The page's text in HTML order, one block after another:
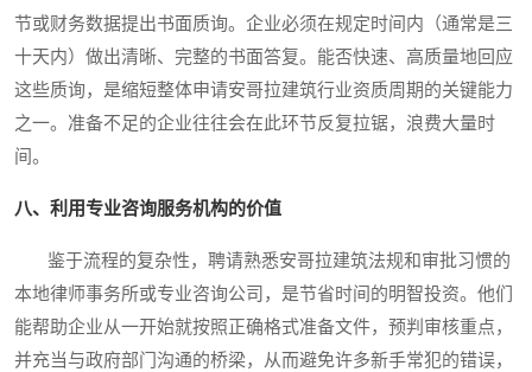
节或财务数据提出书面质询。企业必须在规定时间内（通常是三
十天内）做出清晰、完整的书面答复。能否快速、高质量地回应
这些质询，是缩短整体申请安哥拉建筑行业资质周期的关键能力
之一。准备不足的企业往往会在此环节反复拉锯，浪费大量时
间。
八、利用专业咨询服务机构的价值
鉴于流程的复杂性，聘请熟悉安哥拉建筑法规和审批习惯的
本地律师事务所或专业咨询公司，是节省时间的明智投资。他们
能帮助企业从一开始就按照正确格式准备文件，预判审核重点，
并充当与政府部门沟通的桥梁，从而避免许多新手常犯的错误，